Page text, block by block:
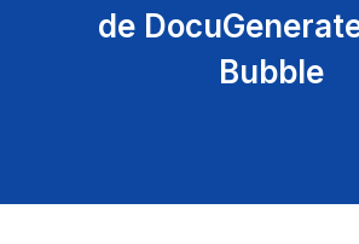
de
Bubble